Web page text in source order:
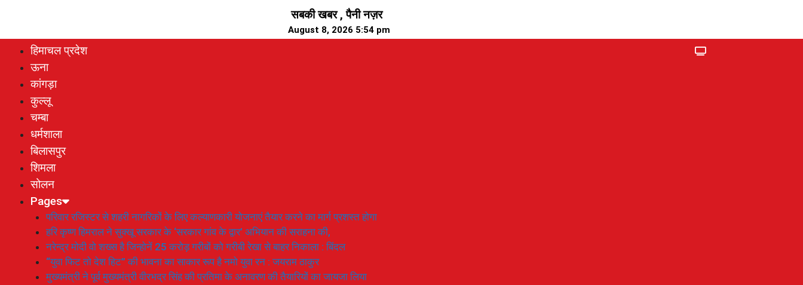
सबकी खबर , पैनी नज़र
August 8, 2026 5:54 pm
हिमाचल प्रदेश
ऊना
कांगड़ा
कुल्लू
चम्बा
धर्मशाला
बिलासपुर
शिमला
सोलन
Pages
परिवार रजिस्टर से शहरी नागरिकों के लिए कल्याणकारी योजनाएं तैयार करने का मार्ग प्रशस्त होगा
हरि कृष्ण हिमराल ने सुक्खू सरकार के ‘सरकार गांव के द्वार’ अभियान की सराहना की,
नरेन्द्र मोदी वो शख्स है जिन्होनें 25 करोड़ गरीबों को गरीबी रेखा से बाहर निकाला : बिंदल
“युवा फिट तो देश हिट” की भावना का साकार रूप है नमो युवा रन : जयराम ठाकुर
मुख्यमंत्री ने पूर्व मुख्यमंत्री वीरभद्र सिंह की प्रतिमा के अनावरण की तैयारियों का जायजा लिया